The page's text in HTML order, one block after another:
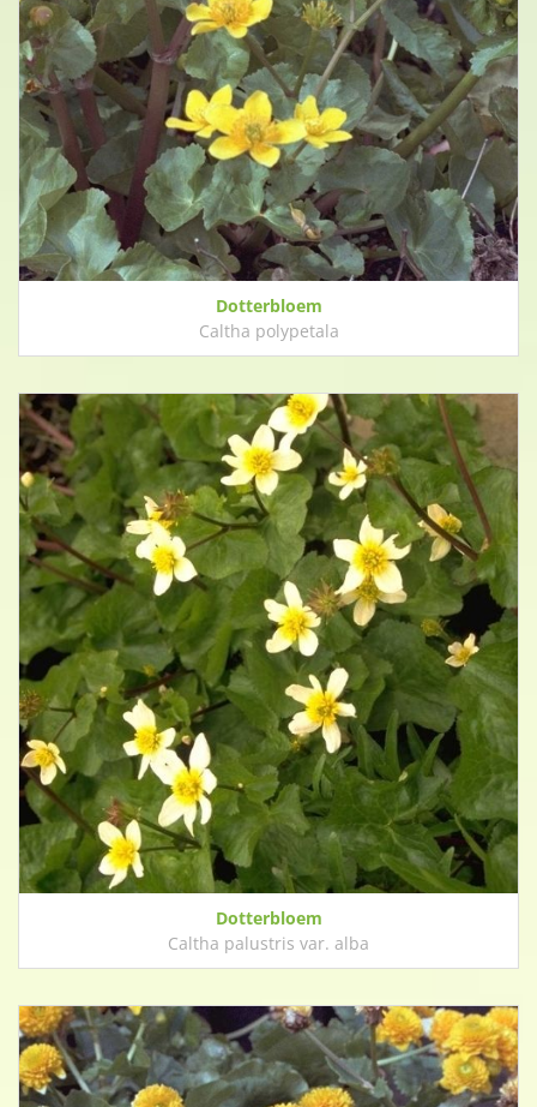
Dotterbloem
Caltha polypetala
Dotterbloem
Caltha palustris var. alba